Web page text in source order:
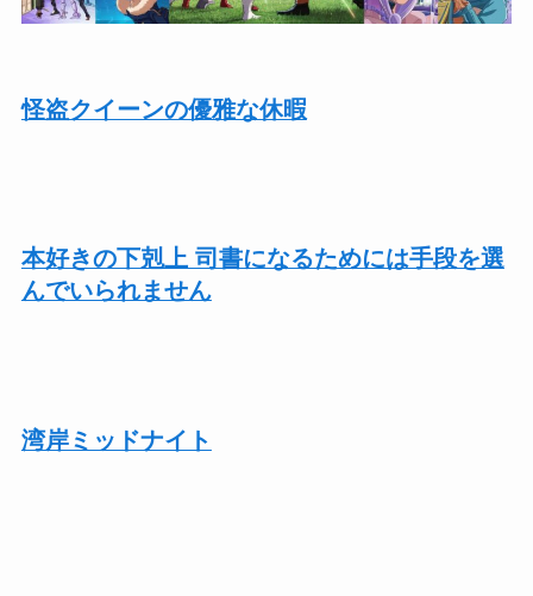
怪盗クイーンの優雅な休暇
本好きの下剋上 司書になるためには手段を選
んでいられません
湾岸ミッドナイト